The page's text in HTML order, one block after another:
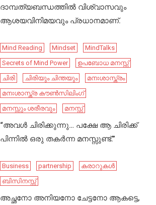
ദാമ്പത്യബന്ധത്തിൽ വിശ്വാസവും
ആശയവിനിമയവും പ്രധാനമാണ്.
Mind Reading Mindset
MindTalks
Secrets of Mind Power
ഉപബോധ മനസ്സ്
ചിരി
ചിരിയും ചിന്തയും
മനഃശാസ്ത്രം
മനഃശാസ്ത്ര കൗൺസിലിംഗ്
മനസ്സും ശരീരവും
മനസ്സ്
“അവൾ ചിരിക്കുന്നു… പക്ഷേ ആ ചിരിക്ക്
പിന്നിൽ ഒരു തകർന്ന മനസ്സുണ്ട്.”
Business partnership
കരാറുകൾ
ബിസിനസ്സ്
അച്ഛനോ അനിയനോ ചേട്ടനോ ആകട്ടെ,